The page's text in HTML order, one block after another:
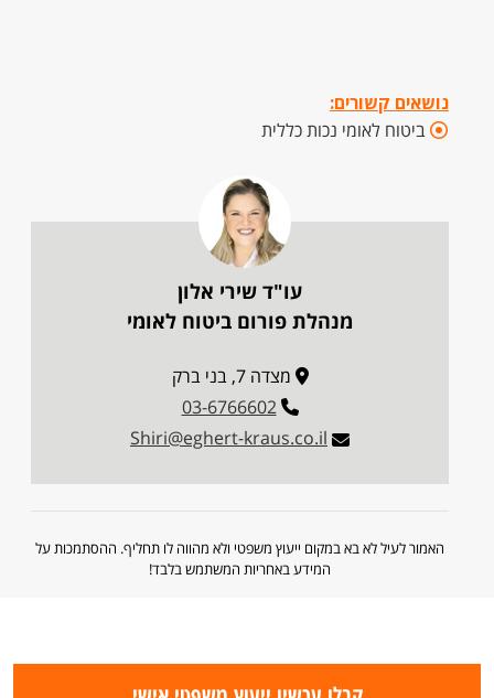
נושאים קשורים:
ביטוח לאומי נכות כללית
עו"ד שירי אלון
מנהלת פורום ביטוח לאומי
מצדה 7, בני ברק
03-6766602
Shiri@eghert-kraus.co.il
האמור לעיל לא בא במקום ייעוץ משפטי ולא מהווה לו תחליף. ההסתמכות על
המידע באחריות המשתמש בלבד!